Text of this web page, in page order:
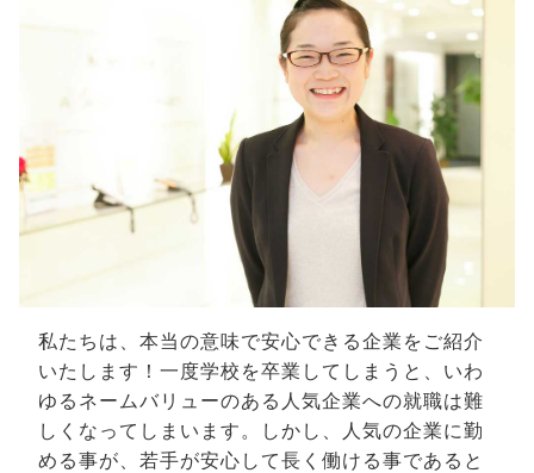
私たちは、本当の意味で安心できる企業をご紹介
いたします！一度学校を卒業してしまうと、いわ
ゆるネームバリューのある人気企業への就職は難
しくなってしまいます。しかし、人気の企業に勤
める事が、若手が安心して長く働ける事であると